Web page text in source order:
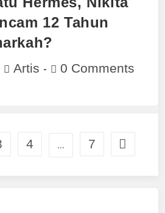
12 Tahun
Artis 0 Comments
4 … 7